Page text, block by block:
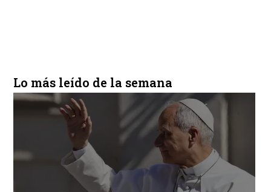
Lo más leído de la semana